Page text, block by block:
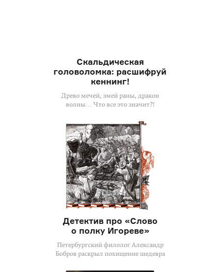
Скальдическая
головоломка: расшифруй
кеннинг!
Древо мечей, змей раны, дракон
волны… Что все это значит?!
Детектив про «Слово
о полку Игореве»
Петербургский филолог Александр
Бобров раскрыл похищение шедевра